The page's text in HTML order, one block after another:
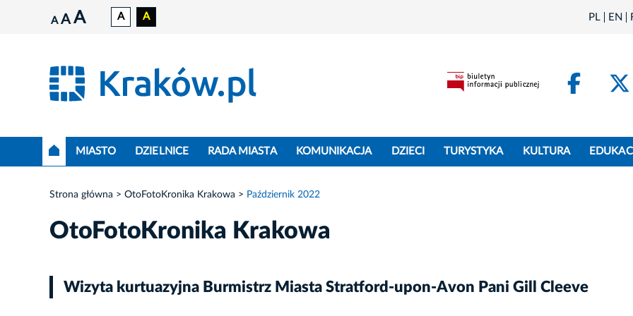
A A A A A PL EN
MIASTO DZIELNICE RADA MIASTA KOMUNIKACJA DZIECI TURYSTYKA KULTURA
Strona główna OtoFotoKronika Krakowa Październik 2022
OtoFotoKronika Krakowa
Wizyta kurtuazyjna Burmistrz Miasta Stratford-upon-Avon Pani Gill Cleeve